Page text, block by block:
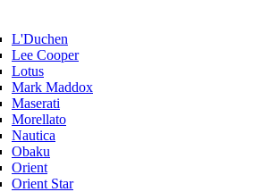
L'Duchen
Lee Cooper
Lotus
Mark Maddox
Maserati
Morellato
Nautica
Obaku
Orient
Orient Star